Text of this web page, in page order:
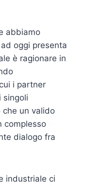
abbiamo
oggi presenta
è ragionare in
i partner
singoli
che un valido
complesso
dialogo fra
industriale ci